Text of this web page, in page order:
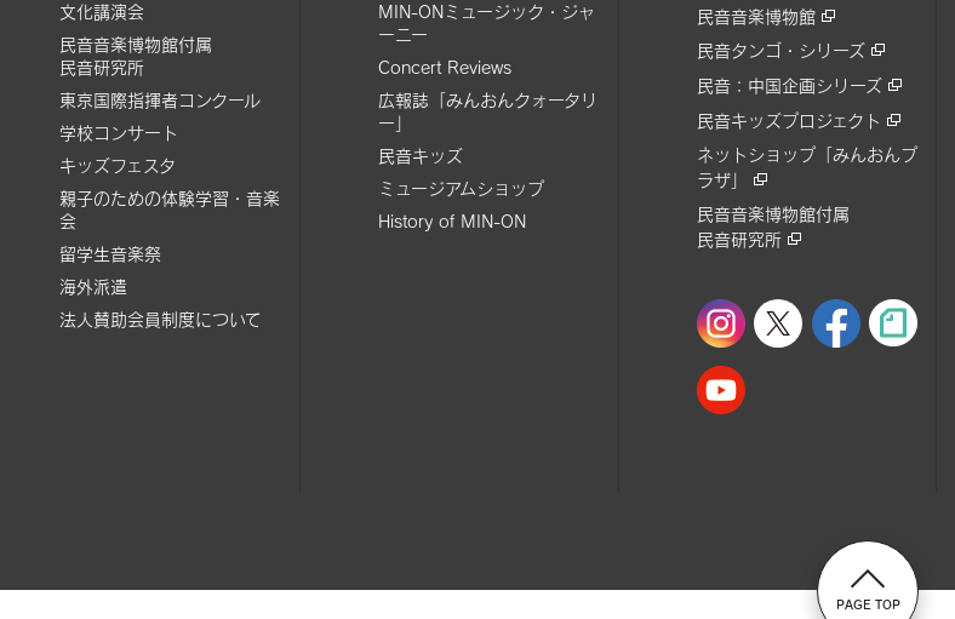
文化講演会
民音音楽博物館付属
民音研究所
東京国際指揮者コンクール
学校コンサート
キッズフェスタ
親子のための体験学習・音楽
会
留学生音楽祭
海外派遣
法人賛助会員制度について
MIN-ONミュージック・ジャ
ーニー
Concert Reviews
広報誌「みんおんクォータリ
ー」
民音キッズ
ミュージアムショップ
History of MIN-ON
民音音楽博物館
民音タンゴ・シリーズ
民音：中国企画シリーズ
民音キッズプロジェクト
ネットショップ「みんおんプ
ラザ」
民音音楽博物館付属
民音研究所
PAGE TOP